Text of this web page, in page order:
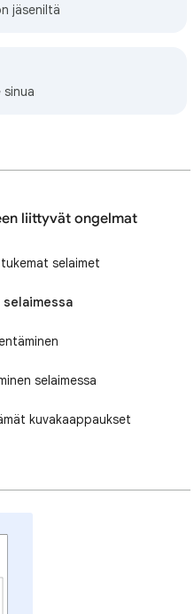
jäseniltä
sinua
liittyvät ongelmat
selaimet
selaimessa
kuvakaappaukset